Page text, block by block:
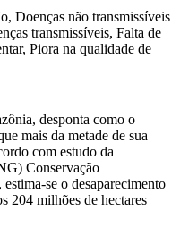
Doenças não transmissíveis
transmissíveis, Falta de
Piora na qualidade de
desponta como o
mais da metade de sua
com estudo da
Conservação
se o desaparecimento
204 milhões de hectares